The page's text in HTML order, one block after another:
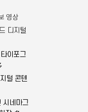
영상
디지털
이포그
털 콘텐
시네마그